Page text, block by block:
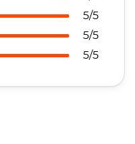
5/5
5/5
5/5